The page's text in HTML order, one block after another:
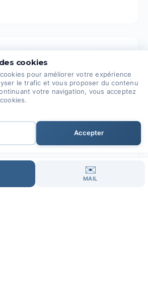
l'optimisation
d'un site existant coûte
HT
complètecommence
mobile gratuit disponible.
✉️
MAIL
cookies
pour améliorer votre expérience
le trafic et vous proposer du contenu
votre navigation, vous acceptez
Accepter